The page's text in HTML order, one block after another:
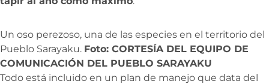
Un oso perezoso, una de las especies en el territorio del
Pueblo Sarayaku. Foto: CORTESÍA DEL EQUIPO DE
COMUNICACIÓN DEL PUEBLO SARAYAKU
Todo está incluido en un plan de manejo que data del